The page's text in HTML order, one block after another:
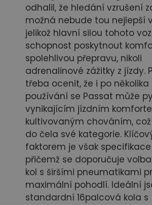
odhalil, že hledání vzrušení
možná nebude tou nejlepší
jelikož hlavní silou tohoto
schopnost poskytnout
spolehlivou přepravu, nikoli
adrenalinové zážitky z jízdy.
třeba ocenit, že i po
používání se Passat může
vynikajícím jízdním
kultivovaným chováním,
do čela své kategorie.
faktorem je však
přičemž se doporučuje
kol s širšími pneumatikami
maximální pohodlí. Ideální
standardní 16palcová kola s